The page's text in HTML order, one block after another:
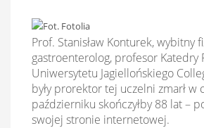
Prof. Stanisław Konturek, wybitny
gastroenterolog, profesor Katedry
Uniwersytetu Jagiellońskiego
były prorektor tej uczelni zmarł w
październiku skończyłby 88 lat –
swojej stronie internetowej.